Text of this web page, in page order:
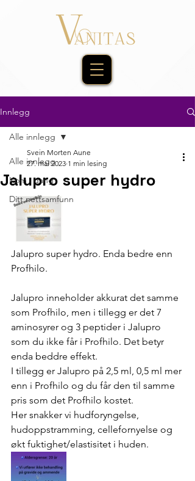
Innlegg
Alle innlegg
Kom i gang
Ditt nettsamfunn
Alle innlegg
Jalupro super hydro
Svein Morten Aune
27. mai 2023 1 min lesing
Jalupro super hydro. Enda bedre enn
Profhilo.
Jalupro inneholder akkurat det samme
som Profhilo, men i tillegg er det 7
aminosyrer og 3 peptider i Jalupro
som du ikke får i Profhilo. Det betyr
enda beddre effekt.
I tillegg er Jalupro på 2,5 ml, 0,5 ml mer
enn i Profhilo og du får den til samme
pris som det Profhilo kostet.
Her snakker vi hudforyngelse,
hudoppstramming, cellefornyelse og
økt fuktighet/elastisitet i huden.